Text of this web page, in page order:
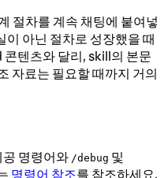
절차를 계속 채팅에 붙여넣
아닌 절차로 성장했을 때
텐츠와 달리, skill의 본문
자료는 필요할 때까지 거의
공 명령어와 /debug 및
명령어 참조를 참조하세요.